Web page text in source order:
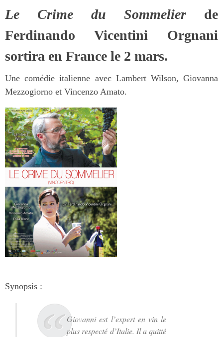
Le Crime du Sommelier de
Ferdinando Vicentini Orgnani
sortira en France le 2 mars.
Une comédie italienne avec Lambert Wilson, Giovanna
Mezzogiorno et Vincenzo Amato.
Synopsis :
Giovanni est l’expert en vin le
plus respecté d’Italie. Il a quitté